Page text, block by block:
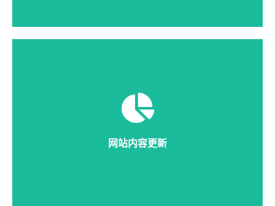
网站内容更新
网站的流量大都来自于内容，企业网站也是同样道理，
按时发布高品质内容，让人愿意花时间浏览，是形成潜
在用户的最好方法之一。
详细说明